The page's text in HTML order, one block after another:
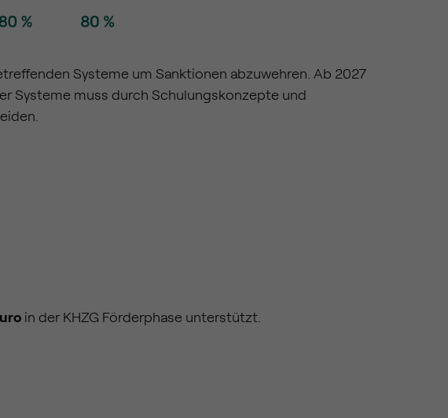
Systeme um Sanktionen abzuwehren. Ab 2027
Systeme muss durch Schulungskonzepte und
in der KHZG Förderphase unterstützt.